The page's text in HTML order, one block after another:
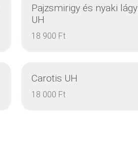
Pajzsmirigy és nyaki
UH
18 900 Ft
Carotis UH
18 000 Ft